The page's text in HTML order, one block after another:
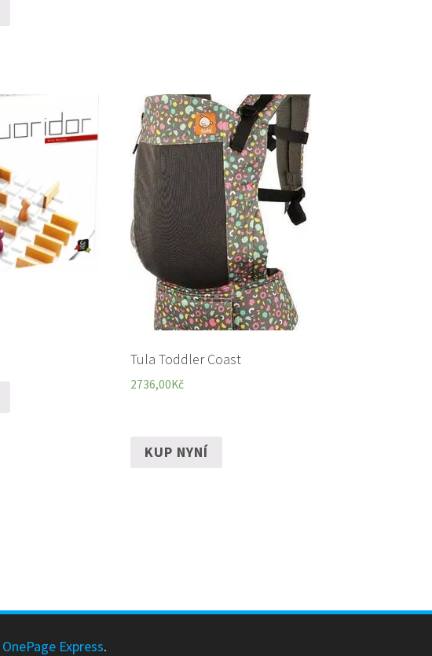
Tula Toddler Coast
2736,00Kč
KUP NYNÍ
OnePage Express.